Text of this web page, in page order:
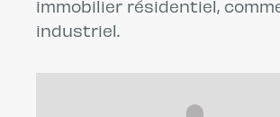
immobilier résidentiel,
industriel.